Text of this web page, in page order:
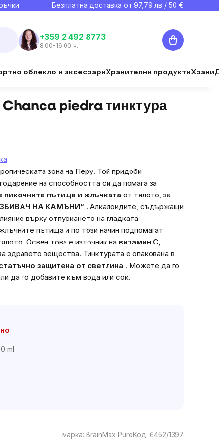
Безплатна доставка от 97,79 лв / 50 €
+359 2 492 8773
8:00-16:00 ч.
Количка
облекло и аксесоариХранителни продуктиХрани
Chanca piedra тинктура
зона на Перу. Той придоби
на способността си да помага за
пикочните пътища и жлъчката от тялото, за
НА КАМЪНИ“ . Алкалоидите, съдържащи
върху отпускането на гладката
пътища и по този начин подпомагат
Освен това е източник на витамин С,
здравето вещества. Тинктурата е опакована в
защитена от светлина . Можете да го
да го добавите към вода или сок.
ml
марка: BrainMax PureКод: 6452/1397
Цена за мярка:
€11,39 / 100 ml
Наблюдавай